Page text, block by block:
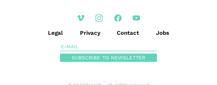
Legal Privacy Contact Jobs
SUBSCRIBE TO NEWSLETTER